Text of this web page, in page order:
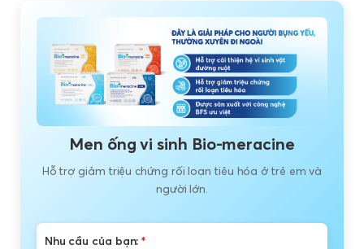
Men ống vi sinh Bio-meracine
Hỗ trợ giảm triệu chứng rối loạn tiêu hóa ở trẻ em và
người lớn.
Nhu cầu của bạn:*